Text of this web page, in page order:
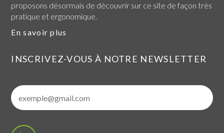
proposons désormais de découvrir sur ce site de façon très
pratique et ergonomique.
En savoir plus
INSCRIVEZ-VOUS À NOTRE NEWSLETTER